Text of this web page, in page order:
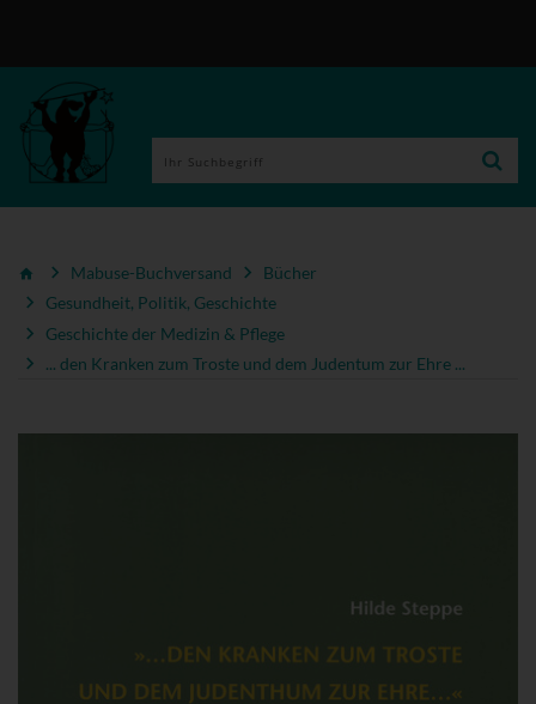
Mabuse-Buchversand
Bücher
Gesundheit, Politik, Geschichte
Geschichte der Medizin & Pflege
... den Kranken zum Troste und dem Judentum zur Ehre ...